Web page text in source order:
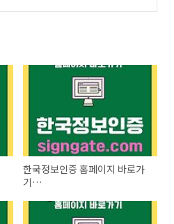
한국정보인증 홈페이지 바로가
기